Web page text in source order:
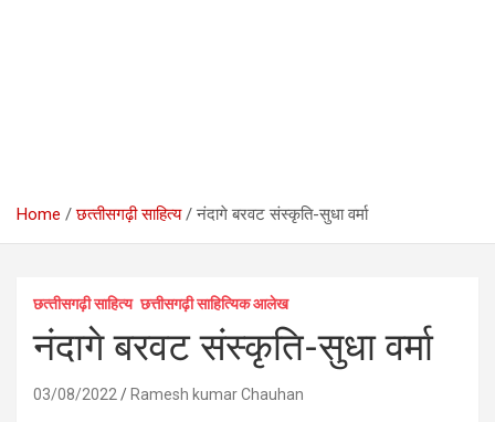
Home छत्‍तीसगढ़ी साहित्‍य नंदागे बरवट संस्कृति-सुधा वर्मा
छत्‍तीसगढ़ी साहित्‍य छत्तीसगढ़ी साहित्यिक आलेख
नंदागे बरवट संस्कृति-सुधा वर्मा
03/08/2022 Ramesh kumar Chauhan